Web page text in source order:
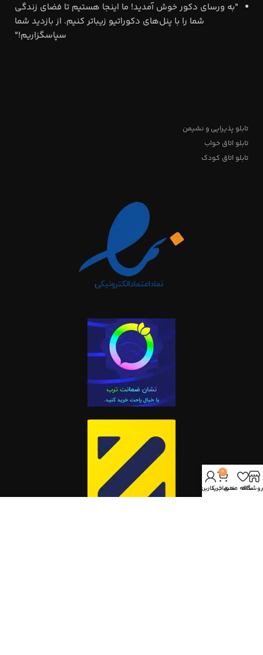
"به ورسای دکور خوش آمدید! ما اینجا هستیم تا فضای زندگی
شما را با پنل‌های دکوراتیو زیباتر کنیم. از بازدید شما
سپاسگزاریم!"
تابلو پذیرایی و نشیمن
تابلو اتاق خواب
تابلو اتاق کودک
علاقه مندی
0
سبد خرید
حساب کاربری من